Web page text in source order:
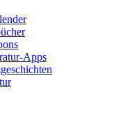
Apps